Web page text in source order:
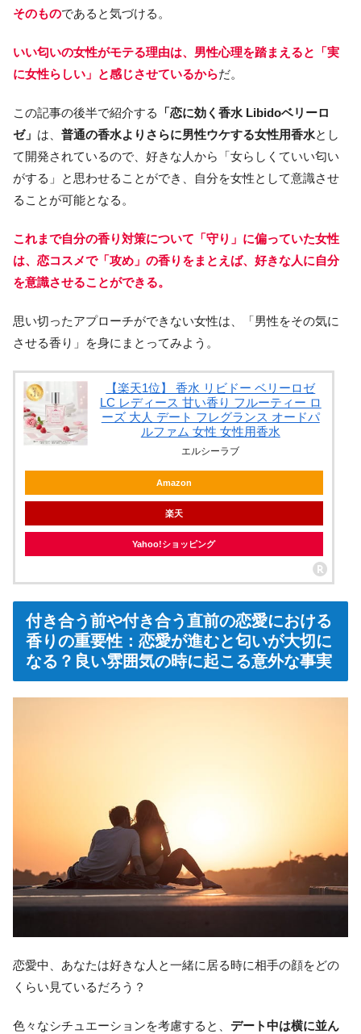
そのものであると気づける。
いい匂いの女性がモテる理由は、男性心理を踏まえると「実
に女性らしい」と感じさせているからだ。
この記事の後半で紹介する
「恋に効く香水 Libidoベリーロ
ゼ」 は、 普通の香水よりさらに男性ウケする女性用香水とし
て開発されているので、好きな人から「女らしくていい匂い
がする」と思わせることができ、自分を女性として意識させ
ることが可能となる。
これまで自分の香り対策について「守り」に偏っていた女性
は、恋コスメで「攻め」の香りをまとえば、好きな人に自分
を意識させることができる。
思い切ったアプローチができない女性は、「男性をその気に
させる香り」を身にまとってみよう。
【楽天1位】 香水 リビドー ベリーロゼ
LC レディース 甘い香り フルーティー ロ
ーズ 大人 デート フレグランス オードパ
ルファム 女性 女性用香水
エルシーラブ
Amazon
楽天
Yahoo!ショッピング
付き合う前や付き合う直前の恋愛における
香りの重要性：恋愛が進むと匂いが大切に
なる？良い雰囲気の時に起こる意外な事実
恋愛中、あなたは好きな人と一緒に居る時に相手の顔をどの
くらい見ているだろう？
色々なシチュエーションを考慮すると、 デート中は横に並ん